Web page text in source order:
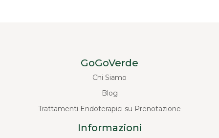
GoGoVerde
Chi Siamo
Blog
Trattamenti Endoterapici su Prenotazione
Informazioni